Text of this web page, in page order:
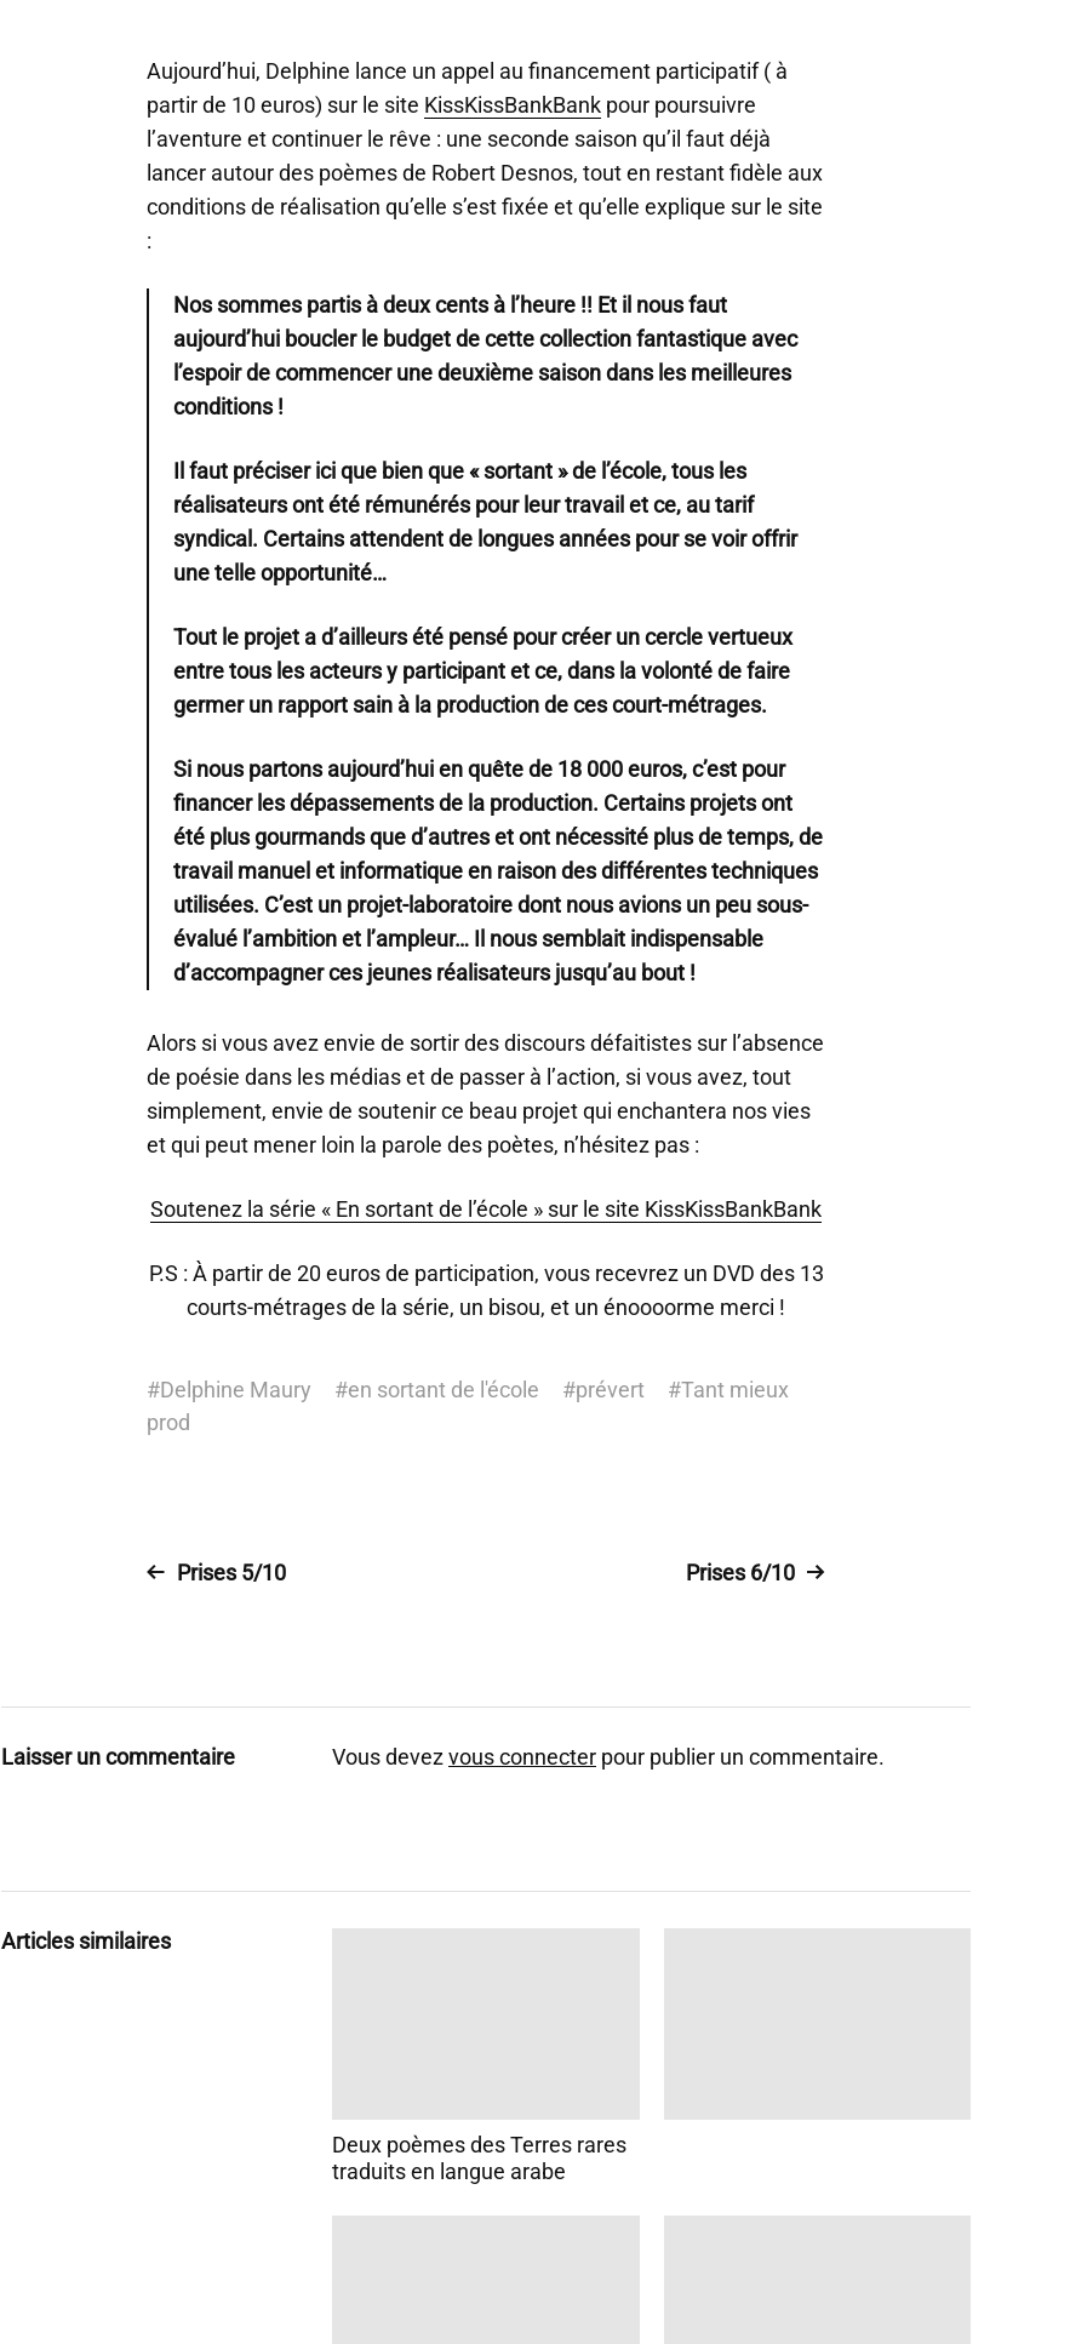
Aujourd’hui, Delphine lance un appel au financement participatif ( à
partir de 10 euros) sur le site KissKissBankBank pour poursuivre
l’aventure et continuer le rêve : une seconde saison qu’il faut déjà
lancer autour des poèmes de Robert Desnos, tout en restant fidèle aux
conditions de réalisation qu’elle s’est fixée et qu’elle explique sur le site
:
Nos sommes partis à deux cents à l’heure !! Et il nous faut
aujourd’hui boucler le budget de cette collection fantastique avec
l’espoir de commencer une deuxième saison dans les meilleures
conditions !
Il faut préciser ici que bien que « sortant » de l’école, tous les
réalisateurs ont été rémunérés pour leur travail et ce, au tarif
syndical. Certains attendent de longues années pour se voir offrir
une telle opportunité…
Tout le projet a d’ailleurs été pensé pour créer un cercle vertueux
entre tous les acteurs y participant et ce, dans la volonté de faire
germer un rapport sain à la production de ces court-métrages.
Si nous partons aujourd’hui en quête de 18 000 euros, c’est pour
financer les dépassements de la production. Certains projets ont
été plus gourmands que d’autres et ont nécessité plus de temps, de
travail manuel et informatique en raison des différentes techniques
utilisées. C’est un projet-laboratoire dont nous avions un peu sous-
évalué l’ambition et l’ampleur… Il nous semblait indispensable
d’accompagner ces jeunes réalisateurs jusqu’au bout !
Alors si vous avez envie de sortir des discours défaitistes sur l’absence
de poésie dans les médias et de passer à l’action, si vous avez, tout
simplement, envie de soutenir ce beau projet qui enchantera nos vies
et qui peut mener loin la parole des poètes, n’hésitez pas :
Soutenez la série « En sortant de l’école » sur le site KissKissBankBank
P.S : À partir de 20 euros de participation, vous recevrez un DVD des 13
courts-métrages de la série, un bisou, et un énoooorme merci !
#Delphine Maury #en sortant de l'école #prévert #Tant mieux
prod
Prises 5/10 Prises 6/10
Laisser un commentaire Vous devezvous connecter pour publier un commentaire.
Articles similaires
Deux poèmes des Terres rares
traduits en langue arabe